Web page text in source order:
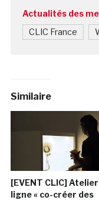
Actualités des
CLIC France
Similaire
[EVENT CLIC]
ligne « co-créer des